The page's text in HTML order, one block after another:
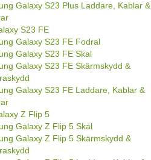
Galaxy S23 Plus Laddare, Kablar &
S23 FE
Galaxy S23 FE Fodral
Galaxy S23 FE Skal
Galaxy S23 FE Skärmskydd &
Galaxy S23 FE Laddare, Kablar &
Z Flip 5
Galaxy Z Flip 5 Skal
Galaxy Z Flip 5 Skärmskydd &